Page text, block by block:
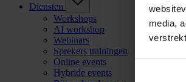
media,
Diensten
Workshops
AI workshop
Webinars
Sprekers trainingen
Online events
Hybride events